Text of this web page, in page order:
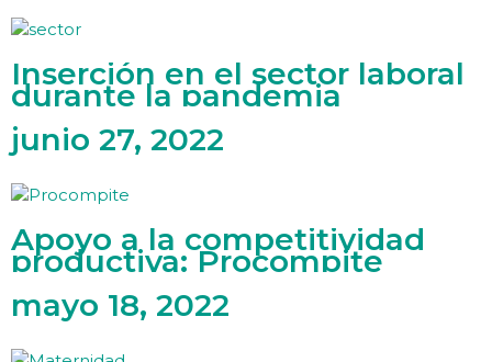
Inserción en el sector laboral
durante la pandemia
junio 27, 2022
Apoyo a la competitividad
productiva: Procompite
mayo 18, 2022